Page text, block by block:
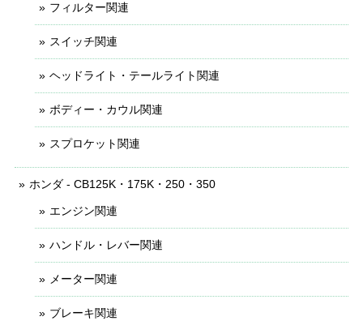
フィルター関連
スイッチ関連
ヘッドライト・テールライト関連
ボディー・カウル関連
スプロケット関連
ホンダ - CB125K・175K・250・350
エンジン関連
ハンドル・レバー関連
メーター関連
ブレーキ関連